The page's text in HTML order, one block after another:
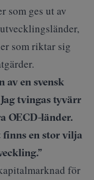
som ges ut av
som riktar sig
av en svensk
tvingas tyvärr
OECD-länder.
en stor vilja
för